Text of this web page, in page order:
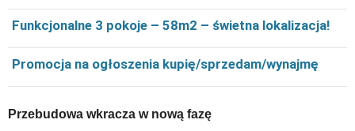
Funkcjonalne 3 pokoje – 58m2 – świetna lokalizacja!
Promocja na ogłoszenia kupię/sprzedam/wynajmę
Przebudowa wkracza w nową fazę